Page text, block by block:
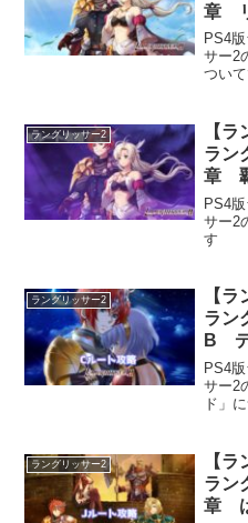
章
PS4
サー2
つい
ラングリッサー2
【
ラン
章
PS4
サー2
す
ラングリッサー2
【
ラン
B デ
PS4
サー2
ド」
ラングリッサー2
【
ラン
章